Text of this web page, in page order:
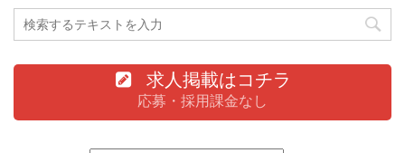
求人掲載はコチラ
応募・採用課金なし